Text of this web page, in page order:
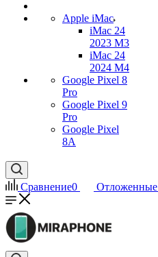
Apple iMac
iMac 24
2023 M3
iMac 24
2024 M4
Google Pixel 8
Pro
Google Pixel 9
Pro
Google Pixel
8A
Сравнение0 Отложенные